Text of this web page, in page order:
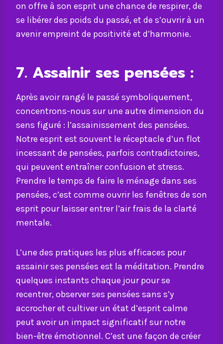
on offre à son esprit une chance de respirer, de
se libérer des poids du passé, et de s’ouvrir à un
avenir empreint de positivité et d’harmonie.
7. Assainir ses pensées :
Après avoir rangé le passé symboliquement,
concentrons-nous sur une autre dimension du
sens figuré : l’assainissement des pensées.
Notre esprit est souvent le réceptacle d’un flot
incessant de pensées, parfois contradictoires,
qui peuvent entraîner confusion et stress.
Prendre le temps de faire le ménage dans ses
pensées, c’est comme ouvrir les fenêtres de son
esprit pour laisser entrer l’air frais de la clarté
mentale.
L’une des pratiques les plus efficaces pour
assainir ses pensées est la méditation. Prendre
quelques instants chaque jour pour se
recentrer, observer ses pensées sans s’y
accrocher et cultiver un état d’esprit calme
peut avoir un impact significatif sur notre
bien-être émotionnel. C’est une façon de créer